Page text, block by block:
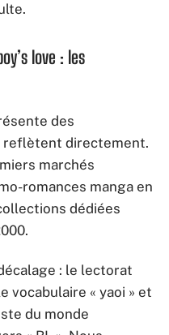
love : les
des
reflètent directement.
marchés
romances manga en
dédiées
: le lectorat
vocabulaire « yaoi » et
du monde